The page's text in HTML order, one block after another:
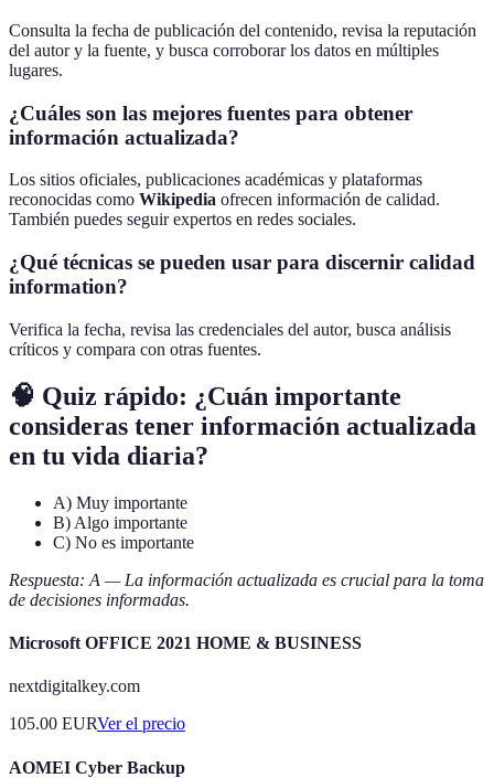
Consulta la fecha de publicación del contenido, revisa la reputación
del autor y la fuente, y busca corroborar los datos en múltiples
lugares.
¿Cuáles son las mejores fuentes para obtener
información actualizada?
Los sitios oficiales, publicaciones académicas y plataformas
reconocidas como Wikipedia ofrecen información de calidad.
También puedes seguir expertos en redes sociales.
¿Qué técnicas se pueden usar para discernir calidad
information?
Verifica la fecha, revisa las credenciales del autor, busca análisis
críticos y compara con otras fuentes.
🧠 Quiz rápido: ¿Cuán importante
consideras tener información actualizada
en tu vida diaria?
A) Muy importante
B) Algo importante
C) No es importante
Respuesta: A — La información actualizada es crucial para la toma
de decisiones informadas.
Microsoft OFFICE 2021 HOME & BUSINESS
nextdigitalkey.com
105.00 EURVer el precio
AOMEI Cyber Backup